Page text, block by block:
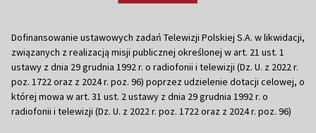
Dofinansowanie ustawowych zadań Telewizji Polskiej S.A. w likwidacji,
związanych z realizacją misji publicznej określonej w art. 21 ust. 1
ustawy z dnia 29 grudnia 1992 r. o radiofonii i telewizji (Dz. U. z 2022 r.
poz. 1722 oraz z 2024 r. poz. 96) poprzez udzielenie dotacji celowej, o
której mowa w art. 31 ust. 2 ustawy z dnia 29 grudnia 1992 r. o
radiofonii i telewizji (Dz. U. z 2022 r. poz. 1722 oraz z 2024 r. poz. 96)